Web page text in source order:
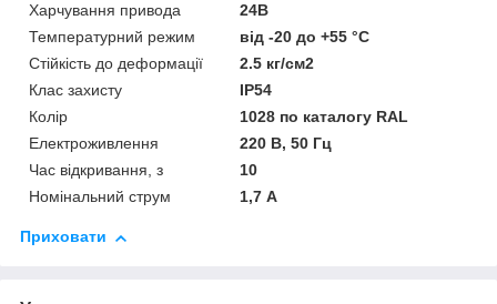
Харчування привода
24В
Температурний режим
від -20 до +55 °C
Стійкість до деформації
2.5 кг/см2
Клас захисту
IP54
Колір
1028 по каталогу RAL
Електроживлення
220 В, 50 Гц
Час відкривання, з
10
Номінальний струм
1,7 А
Приховати